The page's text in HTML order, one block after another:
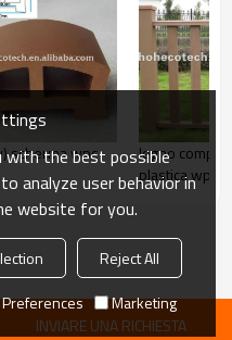
scherma wpc
legno
plastica wpc
esterna
INVIARE UNA RICHIESTA
with the best possible
analyze user behavior in
website for you.
Reject All
Preferences Marketing